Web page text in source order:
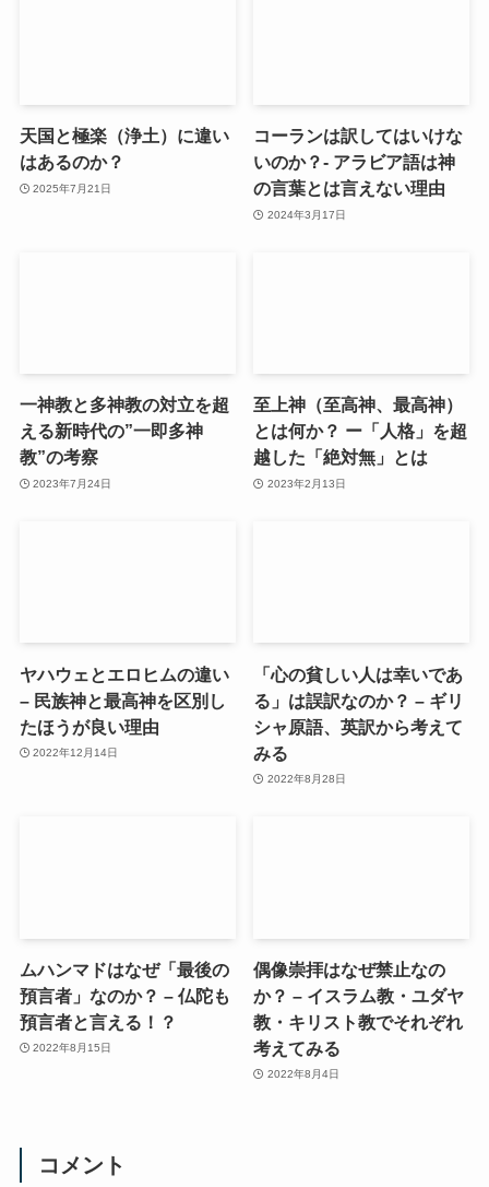
天国と極楽（浄土）に違い
はあるのか？
2025年7月21日
コーランは訳してはいけな
いのか？- アラビア語は神
の言葉とは言えない理由
2024年3月17日
一神教と多神教の対立を超
える新時代の”一即多神
教”の考察
2023年7月24日
至上神（至高神、最高神）
とは何か？ ー「人格」を超
越した「絶対無」とは
2023年2月13日
ヤハウェとエロヒムの違い
– 民族神と最高神を区別し
たほうが良い理由
2022年12月14日
「心の貧しい人は幸いであ
る」は誤訳なのか？ – ギリ
シャ原語、英訳から考えて
みる
2022年8月28日
ムハンマドはなぜ「最後の
預言者」なのか？ – 仏陀も
預言者と言える！？
2022年8月15日
偶像崇拝はなぜ禁止なの
か？ – イスラム教・ユダヤ
教・キリスト教でそれぞれ
考えてみる
2022年8月4日
コメント